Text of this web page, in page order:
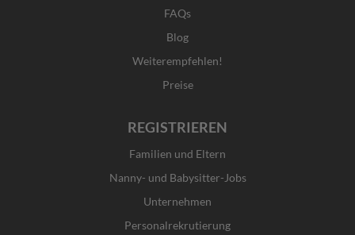
FAQs
Blog
Weiterempfehlen!
Preise
REGISTRIEREN
Familien und Eltern
Nanny- und Babysitter-Jobs
Unternehmen
Personalrekrutierung